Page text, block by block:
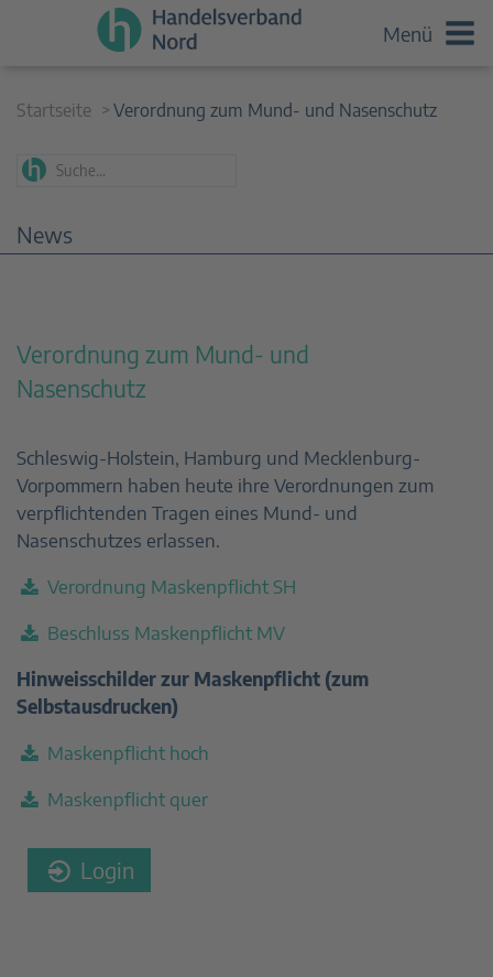
Menü
Startseite Verordnung zum Mund- und Nasenschutz
News
Verordnung zum Mund- und
Nasenschutz
Schleswig-Holstein, Hamburg und Mecklenburg-
Vorpommern haben heute ihre Verordnungen zum
verpflichtenden Tragen eines Mund- und
Nasenschutzes erlassen.
Verordnung Maskenpflicht SH
Beschluss Maskenpflicht MV
Hinweisschilder zur Maskenpflicht (zum
Selbstausdrucken)
Maskenpflicht hoch
Maskenpflicht quer
Login